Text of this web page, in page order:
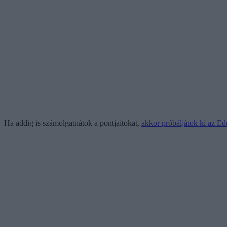
Ha addig is számolgatnátok a pontjaitokat, akkor próbáljátok ki az